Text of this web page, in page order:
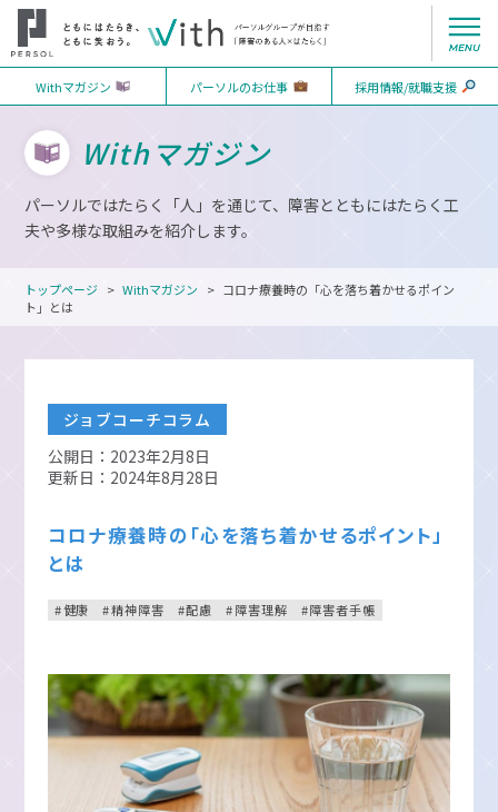
Withマガジン パーソルのお仕事 採用情報/就職支援
Withマガジン
パーソルではたらく「人」を通じて、障害とともにはたらく工
夫や多様な取組みを紹介します。
トップページ Withマガジン
コロナ療養時の「心を落ち着かせるポイン
ト」とは
ジョブコーチコラム
公開日：2023年2月8日
更新日：2024年8月28日
コロナ療養時の「心を落ち着かせるポイント」
とは
健康 精神障害 配慮 障害理解 障害者手帳